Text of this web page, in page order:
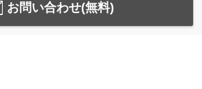
お問い合わせ(無料)